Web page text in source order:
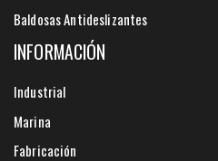
Baldosas Antideslizantes
INFORMACIÓN
Industrial
Marina
Fabricación